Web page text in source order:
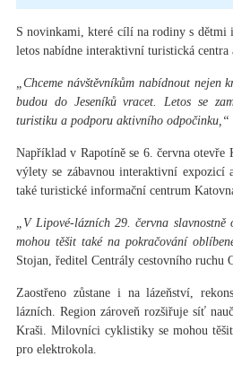
S novinkami, které cílí na rodiny s dětmi
letos nabídne interaktivní turistická
„Chceme návštěvníkům nabídnout nejen
budou do Jeseníků vracet. Letos se
turistiku a podporu aktivního odpočinku,“
Například v Rapotíně se 6. června
výlety se zábavnou interaktivní
také turistické informační centrum
„V Lipové-lázních 29. června slavnostně
mohou těšit také na pokračování
Stojan, ředitel Centrály cestovního ruchu
Zaostřeno zůstane i na lázeňství,
lázních. Region zároveň rozšiřuje síť
Kraši. Milovníci cyklistiky se mohou
pro elektrokola.